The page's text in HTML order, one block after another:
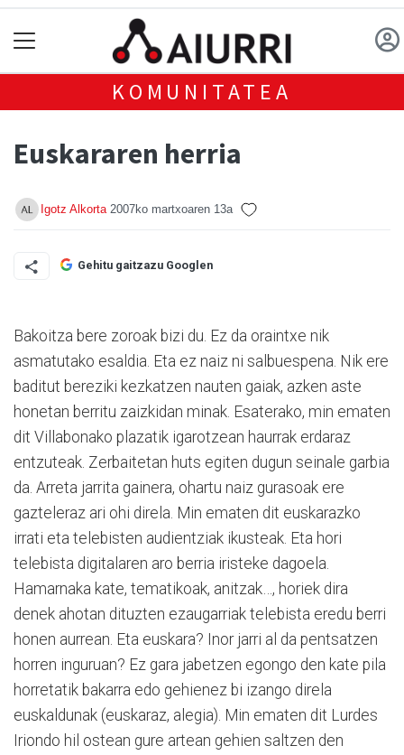
KOMUNITATEA
Euskararen herria
Igotz Alkorta 2007ko martxoaren 13a
Gehitu gaitzazu Googlen
Bakoitza bere zoroak bizi du. Ez da oraintxe nik
asmatutako esaldia. Eta ez naiz ni salbuespena. Nik ere
baditut bereziki kezkatzen nauten gaiak, azken aste
honetan berritu zaizkidan minak. Esaterako, min ematen
dit Villabonako plazatik igarotzean haurrak erdaraz
entzuteak. Zerbaitetan huts egiten dugun seinale garbia
da. Arreta jarrita gainera, ohartu naiz gurasoak ere
gazteleraz ari ohi direla. Min ematen dit euskarazko
irrati eta telebisten audientziak ikusteak. Eta hori
telebista digitalaren aro berria iristeke dagoela.
Hamarnaka kate, tematikoak, anitzak…, horiek dira
denek ahotan dituzten ezaugarriak telebista eredu berri
honen aurrean. Eta euskara? Inor jarri al da pentsatzen
horren inguruan? Ez gara jabetzen egongo den kate pila
horretatik bakarra edo gehienez bi izango direla
euskaldunak (euskaraz, alegia). Min ematen dit Lurdes
Iriondo hil ostean gure artean gehien saltzen den